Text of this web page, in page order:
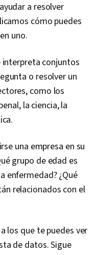
a resolver
cómo puedes
uno.
conjuntos
o resolver un
como los
la ciencia, la
una empresa en su
grupo de edad es
enfermedad? ¿Qué
relacionados con el
los que te puedes ver
de datos. Sigue